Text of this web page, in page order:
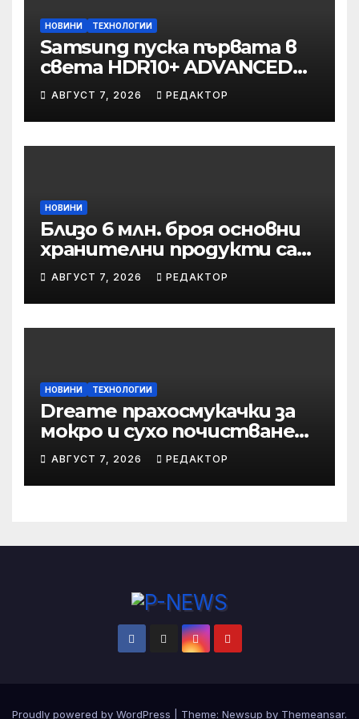
НОВИНИ ТЕХНОЛОГИИ
Samsung пуска първата в
света HDR10+ ADVANCED
стрийминг услуга в Prime
Video
АВГУСТ 7, 2026 РЕДАКТОР
НОВИНИ
Близо 6 млн. броя основни
хранителни продукти са
закупени от „Кошница с
грижа“ в Kaufland от
старта на кампанията
АВГУСТ 7, 2026 РЕДАКТОР
НОВИНИ ТЕХНОЛОГИИ
Dreame прахосмукачки за
мокро и сухо почистване
надхвърлиха 2 000
патентни заявки в
световен мащаб
АВГУСТ 7, 2026 РЕДАКТОР
Proudly powered by WordPress Theme: Newsup by Themeansar.